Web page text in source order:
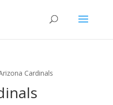
Cardinals